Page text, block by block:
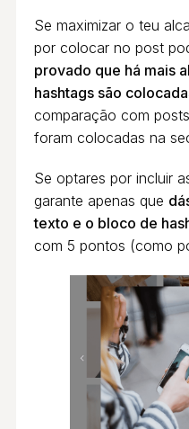
Se maximizar o teu
por colocar no post
provado que há mais
hashtags são
comparação com
foram colocadas na
Se optares por incluir
garante apenas que
texto e o bloco de
com 5 pontos (como